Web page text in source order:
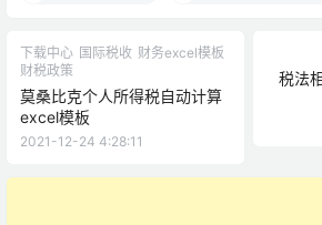
下载中心 国际税收 财务excel模板
财税政策
莫桑比克个人所得税自动计算
excel模板
2021-12-24 4:28:11
税法